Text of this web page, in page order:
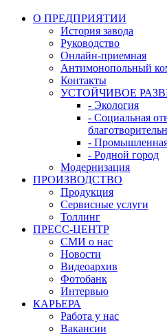
О ПРЕДПРИЯТИИ
История завода
Руководство
Онлайн-приемная
Антимонопольный
Контакты
УСТОЙЧИВОЕ
- Экология
- Социальная
- Промышленная
- Родной город
Модернизация
ПРОИЗВОДСТВО
Продукция
Сервисные услуги
Толлинг
ПРЕСС-ЦЕНТР
СМИ о нас
Новости
Видеоархив
Фотобанк
Интервью
КАРЬЕРА
Работа у нас
Вакансии